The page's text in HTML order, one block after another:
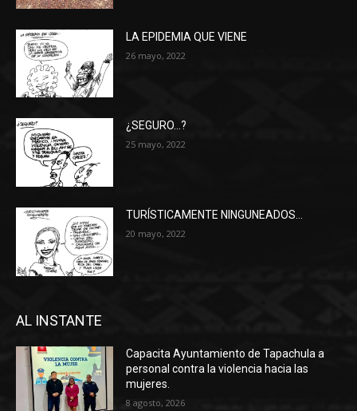
LA EPIDEMIA QUE VIENE
26 mayo, 2022
¿SEGURO…?
25 mayo, 2022
TURÍSTICAMENTE NINGUNEADOS…
20 mayo, 2022
AL INSTANTE
Capacita Ayuntamiento de Tapachula a
personal contra la violencia hacia las
mujeres.
8 agosto, 2026